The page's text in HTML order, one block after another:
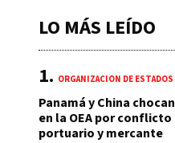
LO MÁS LEÍDO
Panamá y China chocan
en la OEA por conflicto
portuario y mercante